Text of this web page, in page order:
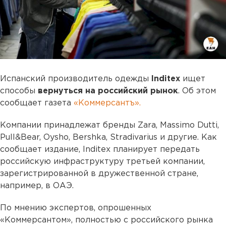
Испанский производитель одежды Inditex ищет
способы вернуться на российский рынок. Об этом
сообщает газета «Коммерсантъ».
Компании принадлежат бренды Zara, Massimo Dutti,
Pull&Bear, Oysho, Bershka, Stradivarius и другие. Как
сообщает издание, Inditex планирует передать
российскую инфраструктуру третьей компании,
зарегистрированной в дружественной стране,
например, в ОАЭ.
По мнению экспертов, опрошенных
«Коммерсантом», полностью с российского рынка